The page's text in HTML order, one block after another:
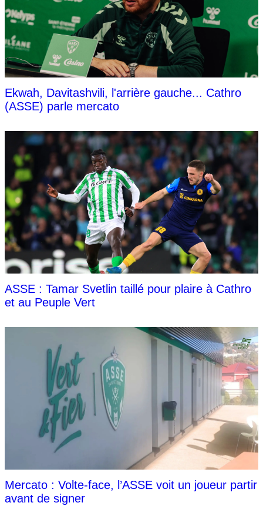
Ekwah, Davitashvili, l'arrière gauche... Cathro
(ASSE) parle mercato
ASSE : Tamar Svetlin taillé pour plaire à Cathro
et au Peuple Vert
Mercato : Volte-face, l’ASSE voit un joueur partir
avant de signer